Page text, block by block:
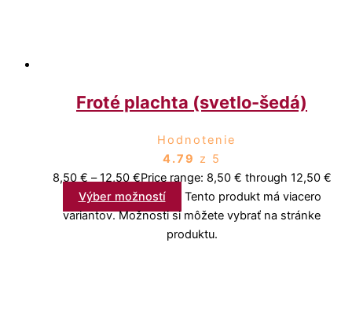
Froté plachta (svetlo-šedá)
Hodnotenie
4.79 z 5
8,50 € – 12,50 €Price range: 8,50 € through 12,50 €
Výber možností
Tento produkt má viacero
variantov. Možnosti si môžete vybrať na stránke
produktu.